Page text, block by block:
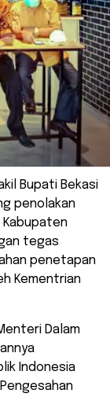
Bupati Bekasi
penolakan
Kabupaten
tegas
penetapan
Kementrian
Dalam
Indonesia